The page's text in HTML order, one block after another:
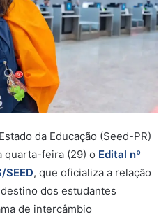
da Educação (Seed-PR)
quarta-feira (29) o Edital nº
SEED, que oficializa a relação
dos estudantes
de intercâmbio